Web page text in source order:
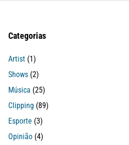
Categorias
Artist (1)
Shows (2)
Música (25)
Clipping (89)
Esporte (3)
Opinião (4)